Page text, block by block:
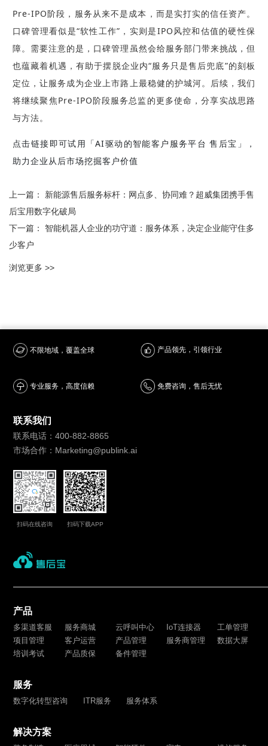
Pre-IPO阶段，服务从来不是成本，而是实打实的信任资产。
口碑管理看似是“软性工作”，实则是IPO风控和估值的硬性保
障。需要注意的是，口碑管理虽然会给服务部门带来挑战，但
也蕴藏着机遇，有助于摆脱企业内“服务只是售后兜底”的刻板
定位，让服务成为企业上市路上最稳健的护城河。后续，我们
将继续聚焦Pre-IPO阶段服务总监的更多使命，分享实战思路
与方法。
点击链接即可试用「AI驱动的智能客户服务平台 售后宝」，
助力企业从后市场挖掘客户价值
上一篇： 新能源售后服务标杆：网点多、协同难？超威集团携手售
后宝用数字化破局
下一篇： 智能机器人企业的功守道：服务体系，决定企业能守住多
少客户
浏览更多 >>
不限地域，覆盖全球 产品领先，引领行业
专业服务，高度信赖 免费咨询，售后无忧
联系我们
联系电话：400-882-8865
市场合作：Marketing@publink.ai
扫码在线咨询 扫码下载APP
产品
多渠道客服 服务商城 云呼叫中心 IoT连接器
工单管理
项目管理
客户运营 产品管理 服务商管理
数据大屏
培训考试
产品质保 备件管理
服务
数字化转型咨询 ITR服务 服务体系
解决方案